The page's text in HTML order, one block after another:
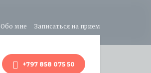
Обо мне Записаться на прием
+797 858 075 50